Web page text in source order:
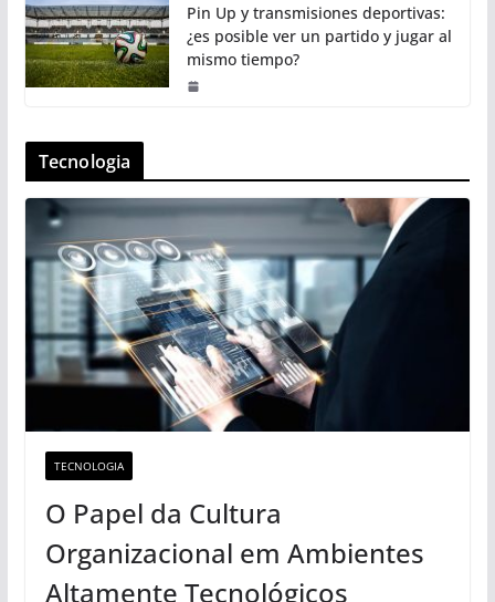
Pin Up y transmisiones deportivas:
¿es posible ver un partido y jugar al
mismo tiempo?
Tecnologia
TECNOLOGIA
O Papel da Cultura
Organizacional em Ambientes
Altamente Tecnológicos